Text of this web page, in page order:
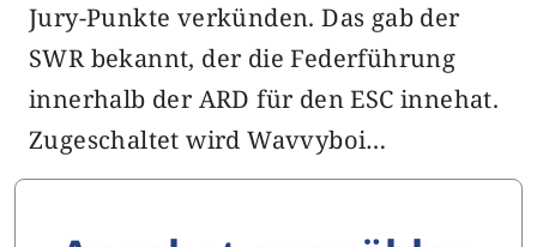
Jury-Punkte verkünden. Das gab der
SWR bekannt, der die Federführung
innerhalb der ARD für den ESC innehat.
Zugeschaltet wird Wavvyboi…